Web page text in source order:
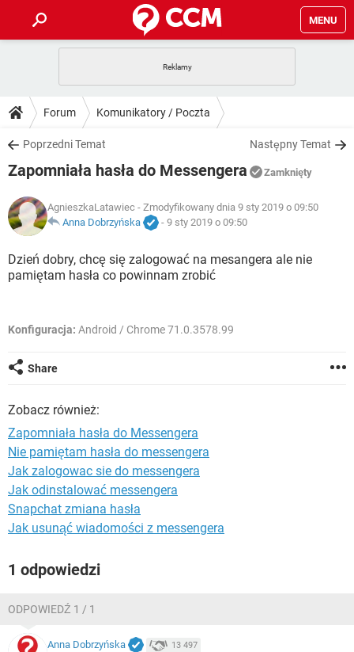
MENU
GRY WHATSAPP
SPOTIFY
INSTAGRAM FACEBOOK
WINDOWS 10
PORADY
PlayStation TIKTOK
INSTAGRAM FACEBOOK
WINDOWS 10
DO POBRANIA
ANDROID TIKTOK
GRY
IOS NETFLIX
INSTAGRAM
WINDOWS 10
FORUM
COVID-19 TIKTOK
GRY
SPOTIFY NETFLIX
ARTYKUŁY
COVID-19
GRY WHATSAPP
INSTAGRAM FACEBOOK
WINDOWS 10
Forum Komunikatory / Poczta
Poprzedni Temat Następny Temat
Zapomniała hasła do Messengera Zamknięty
AgnieszkaLatawiec - Zmodyfikowany dnia 9 sty 2019 o 09:50
Anna Dobrzyńska
- 9 sty 2019 o 09:50
Dzień dobry, chcę się zalogować na mesangera ale nie
pamiętam hasła co powinnam zrobić
Konfiguracja: Android / Chrome 71.0.3578.99
Share
Zobacz również:
Zapomniała hasła do Messengera
Nie pamiętam hasła do messengera
Jak zalogowac sie do messengera
Jak odinstalować messengera
Snapchat zmiana hasła
Jak usunąć wiadomości z messengera
1 odpowiedzi
ODPOWIEDŹ 1 / 1
Anna Dobrzyńska 13 497